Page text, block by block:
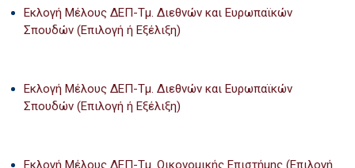
Εκλογή Μέλους ΔΕΠ-Τμ. Διεθνών και Ευρωπαϊκών
Σπουδών (Επιλογή ή Εξέλιξη)
Εκλογή Μέλους ΔΕΠ-Τμ. Διεθνών και Ευρωπαϊκών
Σπουδών (Επιλογή ή Εξέλιξη)
Εκλογή Μέλους ΔΕΠ-Τμ. Οικονομικής Επιστήμης (Επιλογή